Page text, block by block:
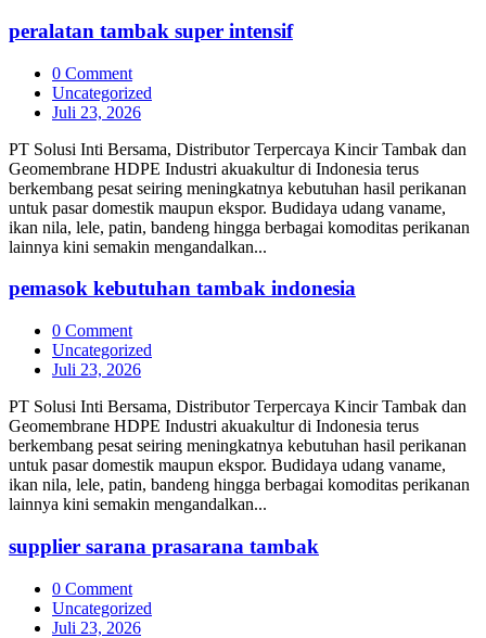
peralatan tambak super intensif
0 Comment
Uncategorized
Juli 23, 2026
PT Solusi Inti Bersama, Distributor Terpercaya Kincir Tambak dan
Geomembrane HDPE Industri akuakultur di Indonesia terus
berkembang pesat seiring meningkatnya kebutuhan hasil perikanan
untuk pasar domestik maupun ekspor. Budidaya udang vaname,
ikan nila, lele, patin, bandeng hingga berbagai komoditas perikanan
lainnya kini semakin mengandalkan...
pemasok kebutuhan tambak indonesia
0 Comment
Uncategorized
Juli 23, 2026
PT Solusi Inti Bersama, Distributor Terpercaya Kincir Tambak dan
Geomembrane HDPE Industri akuakultur di Indonesia terus
berkembang pesat seiring meningkatnya kebutuhan hasil perikanan
untuk pasar domestik maupun ekspor. Budidaya udang vaname,
ikan nila, lele, patin, bandeng hingga berbagai komoditas perikanan
lainnya kini semakin mengandalkan...
supplier sarana prasarana tambak
0 Comment
Uncategorized
Juli 23, 2026